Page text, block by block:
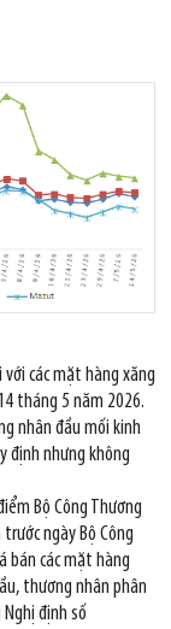
với các mặt hàng xăng
tháng 5 năm 2026.
nhân đầu mối kinh
định nhưng không
Bộ Công Thương
ngày Bộ Công
bán các mặt hàng
thương nhân phân
định số